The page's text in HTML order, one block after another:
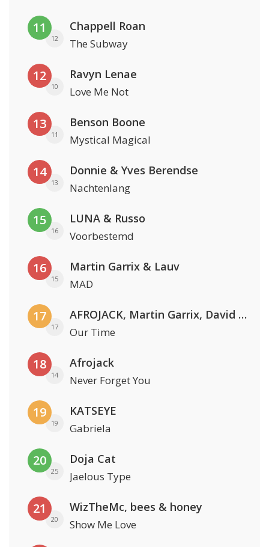
11
12
Chappell Roan
The Subway
12
10
Ravyn Lenae
Love Me Not
13
11
Benson Boone
Mystical Magical
14
13
Donnie & Yves Berendse
Nachtenlang
15
16
LUNA & Russo
Voorbestemd
16
15
Martin Garrix & Lauv
MAD
17
17
AFROJACK, Martin Garrix, David Guetta & Amél
Our Time
18
14
Afrojack
Never Forget You
19
19
KATSEYE
Gabriela
20
25
Doja Cat
Jaelous Type
21
20
WizTheMc, bees & honey
Show Me Love